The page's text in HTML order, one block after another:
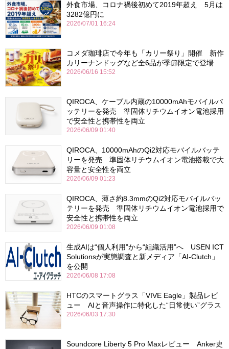
外食市場、コロナ禍後初めて2019年超え 5月は
3282億円に
2026/07/01 16:24
コメダ珈琲店で今年も「カリー祭り」開催 新作
カリーナンドッグなど全6品が季節限定で登場
2026/06/16 15:52
QIROCA、ケーブル内蔵の10000mAhモバイルバ
ッテリーを発売 準固体リチウムイオン電池採用
で安全性と携帯性を両立
2026/06/09 01:40
QIROCA、10000mAhのQi2対応モバイルバッテ
リーを発売 準固体リチウムイオン電池搭載で大
容量と安全性を両立
2026/06/09 01:23
QIROCA、薄さ約8.3mmのQi2対応モバイルバッ
テリーを発売 準固体リチウムイオン電池採用で
安全性と携帯性を両立
2026/06/09 01:08
生成AIは“個人利用”から“組織活用”へ USEN ICT
Solutionsが実態調査と新メディア「AI-Clutch」
を公開
2026/06/08 17:08
HTCのスマートグラス「VIVE Eagle」製品レビ
ュー AIと音声操作に特化した“日常使い”グラス
2026/06/03 17:30
Soundcore Liberty 5 Pro Maxレビュー Anker史